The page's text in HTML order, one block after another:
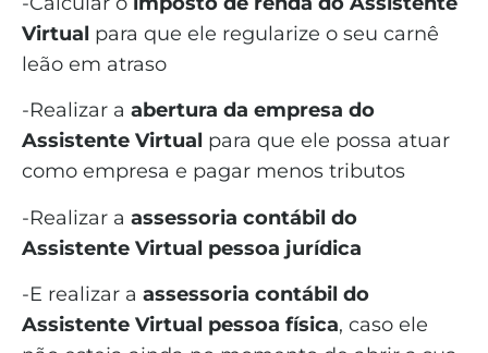
Virtual para que ele regularize o seu carnê
leão em atraso
-Realizar a abertura da empresa do
Assistente Virtual para que ele possa atuar
como empresa e pagar menos tributos
-Realizar a assessoria contábil do
Assistente Virtual pessoa jurídica
-E realizar a assessoria contábil do
Assistente Virtual pessoa física, caso ele